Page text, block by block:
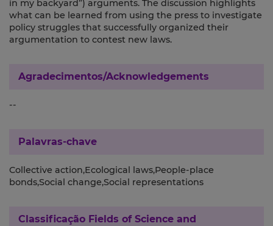
in my backyard”) arguments. The discussion highlights
what can be learned from using the press to investigate
policy struggles that successfully organized their
argumentation to contest new laws.
Agradecimentos/Acknowledgements
--
Palavras-chave
Collective action,Ecological laws,People-place
bonds,Social change,Social representations
Classificação Fields of Science and